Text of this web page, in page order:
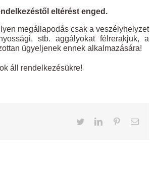
eltérést enged.
megállapodás csak a veszélyhelyzet
stb. aggályokat félrerakjuk, a
ügyeljenek ennek alkalmazására!
áll rendelkezésükre!
TwitterLinkedInPinterestEmail